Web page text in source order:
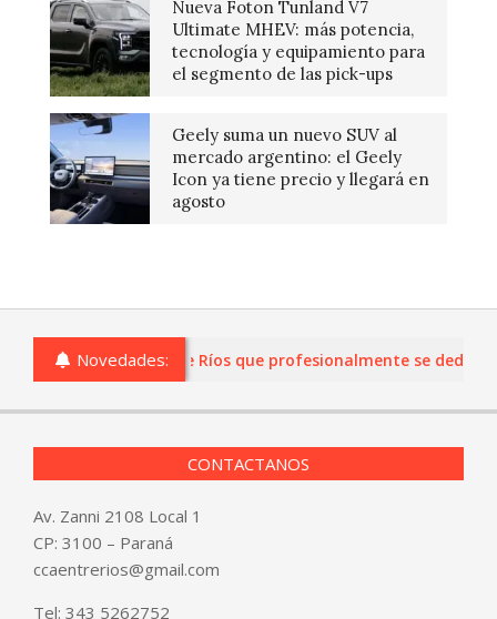
Nueva Foton Tunland V7
Ultimate MHEV: más potencia,
tecnología y equipamiento para
el segmento de las pick-ups
Geely suma un nuevo SUV al
mercado argentino: el Geely
Icon ya tiene precio y llegará en
agosto
Novedades:
o comercios de Entre Ríos que profesionalmente se
CONTACTANOS
Av. Zanni 2108 Local 1
CP: 3100 – Paraná
ccaentrerios@gmail.com
Tel: 343 5262752